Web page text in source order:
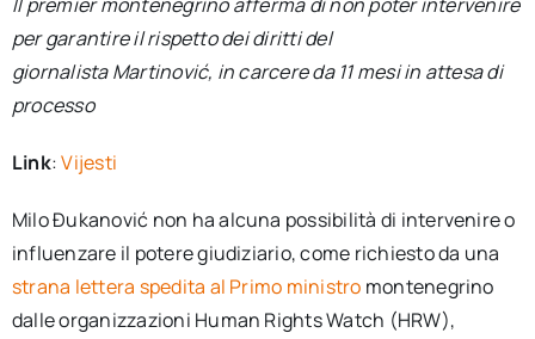
per garantire il rispetto dei diritti del
giornalista Martinović, in carcere da 11 mesi in attesa di
processo
Link:Vijesti
Milo Đukanović non ha alcuna possibilità di intervenire o
influenzare il potere giudiziario, come richiesto da una
strana lettera spedita al Primo ministro montenegrino
dalle organizzazioni Human Rights Watch (HRW),